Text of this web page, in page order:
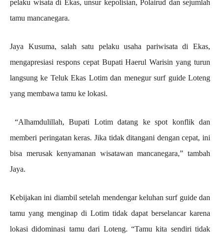
pelaku wisata di Ekas, unsur kepolisian, Polairud dan sejumlah
tamu mancanegara.
Jaya Kusuma, salah satu pelaku usaha pariwisata di Ekas,
mengapresiasi respons cepat Bupati Haerul Warisin yang turun
langsung ke Teluk Ekas Lotim dan menegur surf guide Loteng
yang membawa tamu ke lokasi.
“Alhamdulillah, Bupati Lotim datang ke spot konflik dan
memberi peringatan keras. Jika tidak ditangani dengan cepat, ini
bisa merusak kenyamanan wisatawan mancanegara,” tambah
Jaya.
Kebijakan ini diambil setelah mendengar keluhan surf guide dan
tamu yang menginap di Lotim tidak dapat berselancar karena
lokasi didominasi tamu dari Loteng. “Tamu kita sendiri tidak